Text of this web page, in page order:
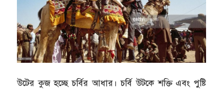
উটের কুজ হচ্ছে চর্বির আধার। চর্বি উটকে শক্তি এবং পুষ্টি